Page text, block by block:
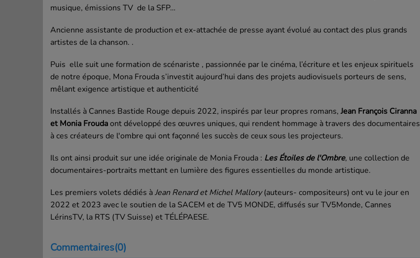
musique, émissions TV de la SFP…
Ancienne assistante de production et ex-attachée de presse ayant évolué au contact des plus grands
artistes de la chanson. .
Puis elle suit une formation de scénariste , passionnée par le cinéma, l’écriture et les enjeux spirituels
de notre époque, Mona Frouda s’investit aujourd’hui dans des projets audiovisuels porteurs de sens,
mêlant exigence artistique et authenticité
Installés à Cannes Bastide Rouge depuis 2022, inspirés par leur propres romans, Jean François Ciranna
et Monia Froudaont développé des œuvres uniques, qui rendent hommage à travers des documentaires
à ces créateurs de l'ombre qui ont façonné les succès de ceux sous les projecteurs.
​Ils ont ainsi produit sur une idée originale de Monia Frouda : Les Étoiles de l'Ombre, une collection de
documentaires-portraits mettant en lumière des figures essentielles du monde artistique.
Les premiers volets dédiés àJean Renard et Michel Mallory(auteurs- compositeurs) ont vu le jour en
2022 et 2023 avec le soutien de la SACEM et de TV5 MONDE, diffusés sur TV5Monde, Cannes
LérinsTV, la RTS (TV Suisse) et TÉLÉPAESE.
Commentaires(0)